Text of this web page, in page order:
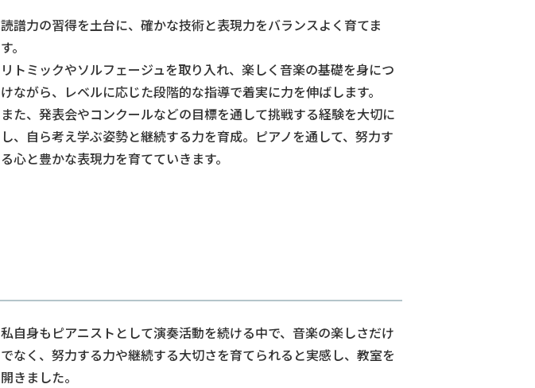
読譜力の習得を土台に、確かな技術と表現力をバランスよく育てま
す。
リトミックやソルフェージュを取り入れ、楽しく音楽の基礎を身につ
けながら、レベルに応じた段階的な指導で着実に力を伸ばします。
また、発表会やコンクールなどの目標を通して挑戦する経験を大切に
し、自ら考え学ぶ姿勢と継続する力を育成。ピアノを通して、努力す
る心と豊かな表現力を育てていきます。
私自身もピアニストとして演奏活動を続ける中で、音楽の楽しさだけ
でなく、努力する力や継続する大切さを育てられると実感し、教室を
開きました。